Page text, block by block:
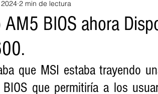
BIOS ahora
2 min de lectura
que MSI estaba trayendo
que permitiría a los